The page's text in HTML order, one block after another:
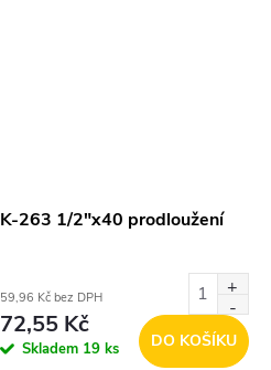
K-263 1/2"x40 prodloužení
59,96 Kč bez DPH
72,55 Kč
Skladem 19 ks DO KOŠÍKU